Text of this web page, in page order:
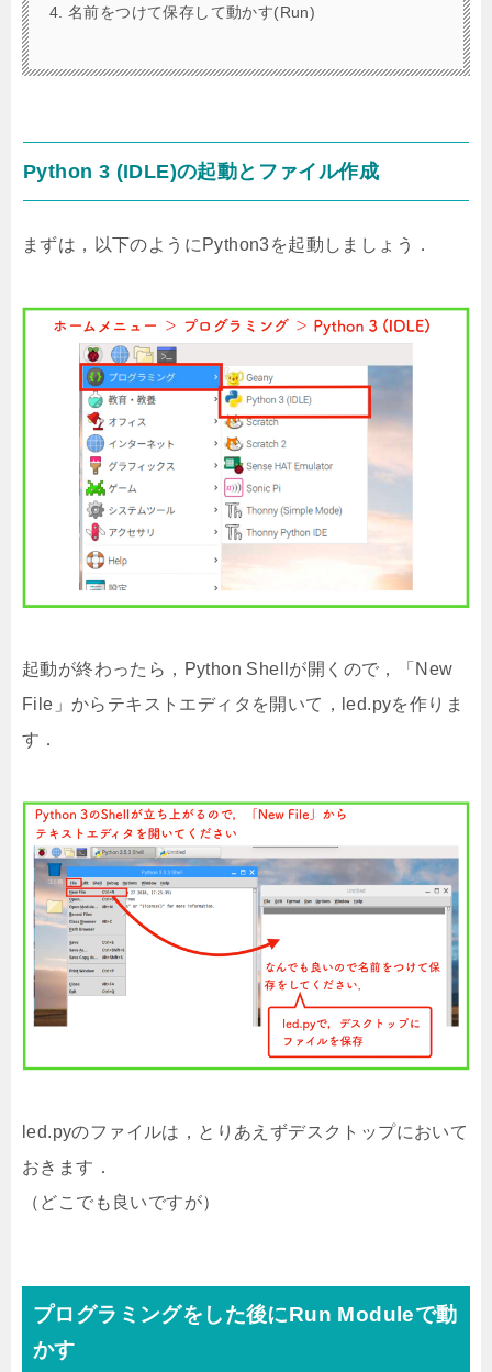
名前をつけて保存して動かす(Run)
Python 3 (IDLE)の起動とファイル作成
まずは，以下のようにPython3を起動しましょう．
起動が終わったら，Python Shellが開くので，「New
File」からテキストエディタを開いて，led.pyを作りま
す．
led.pyのファイルは，とりあえずデスクトップにおいて
おきます．
（どこでも良いですが）
プログラミングをした後にRun Moduleで動
かす